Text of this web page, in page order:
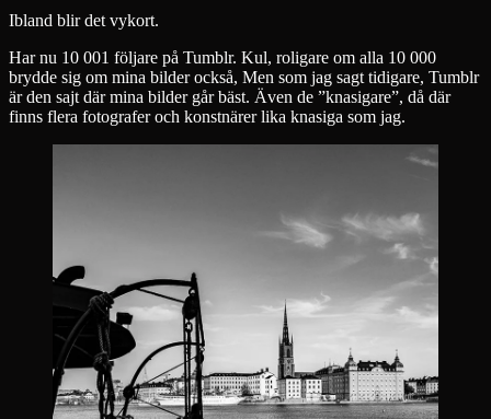
Ibland blir det vykort.
Har nu 10 001 följare på Tumblr. Kul, roligare om alla 10 000
brydde sig om mina bilder också, Men som jag sagt tidigare, Tumblr
är den sajt där mina bilder går bäst. Även de ”knasigare”, då där
finns flera fotografer och konstnärer lika knasiga som jag.